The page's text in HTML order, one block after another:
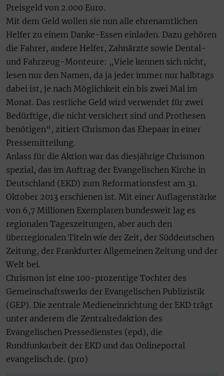
Preisgeld von 2.000 Euro.
Mit dem Geld wollen sie nun alle ehrenamtlichen
Helfer zu einem Danke-Essen einladen. Dazu gehören
die Fahrer, andere Helfer, Zahnärzte sowie Dental-
und Fahrzeug-Monteure: „Viele kennen sich nicht,
lesen nur den Namen, da ja jeder immer nur halbtags
dabei ist, je nach Möglichkeit ein bis zwei Mal im
Monat. Das restliche Geld wird verwendet für zwei
Bedürftige, die nicht versichert sind und Prothesen
benötigen“, zitiert Chrismon das Ehepaar in einer
Pressemitteilung.
Anlass für die Aktion war das diesjährige Chrismon
spezial, das im Auftrag der Evangelischen Kirche in
Deutschland (EKD) zum Reformationsfest am 31.
Oktober 2013 erschienen ist. Mit einer Auflagenstärke
von 6,7 Millionen Exemplaren bundesweit lag es
regionalen Tageszeitungen, aber auch den
überregionalen Titeln wie der Zeit, der Süddeutschen
Zeitung, der Frankfurter Allgemeinen Zeitung und der
Welt bei.
Chrismon ist eine 100-prozentige Tochter des
Gemeinschaftswerks der Evangelischen Publizistik
(GEP). Die zentrale Medieneinrichtung der EKD trägt
unter anderem die Zentralredaktion des
Evangelischen Pressedienstes (epd), die
Rundfunkarbeit der EKD und das Onlineportal
evangelisch.de. (pro)